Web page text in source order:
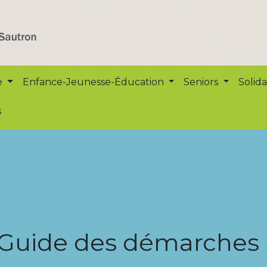
Enfance-Jeunesse-Éducation Seniors
des démarches